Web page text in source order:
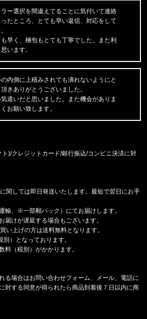
様ご注文ありがとうございます。
カルバンクライン
STRETCH 3PK LO
様ご注文ありがとうございます。
ロンビア
様ご注文ありがとうございます。
ーティーセブンブランド
様ご注文ありがとうございます。
ロンビア
様ご注文ありがとうございます。
カルバンクライン
様ご注文ありがとうございます。
ーサル
TEE rvbs08
様ご注文ありがとうございます。
ロンビア
ック25Lバックパック PU86621
ー選択を間違えてることに気付いて連絡
たところ、とても早い返信、対応をして
早く、梱包もとても丁寧でした。また利
います。
内側に上積みされても潰れないようにと
きありがとうございました。
遣いだと思いました。また機会がありま
お願い致します。
)/クレジットカード/銀行振込/コンビニ決済に対
関しては即日発送いたします。最短で翌日にお手
輸、※一部郵パック）にてお届けします。
届けが遅延する場合もございます。
い上げの方は送料無料となります。
）となっております。
（税別）がかかります。
る場合はお問い合わせフォーム、メール、電話に
対する同意が得られたら商品到着後７日以内に商